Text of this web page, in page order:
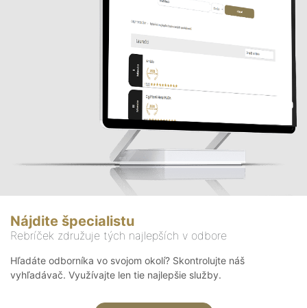
Nájdite špecialistu
Rebríček združuje tých najlepších v odbore
Hľadáte odborníka vo svojom okolí? Skontrolujte náš
vyhľadávač. Využívajte len tie najlepšie služby.